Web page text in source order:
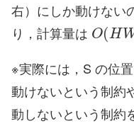
右）にしか動けない
り，計算量は O(HW
※実際には，S の位
動けないという制約
動しないという制約